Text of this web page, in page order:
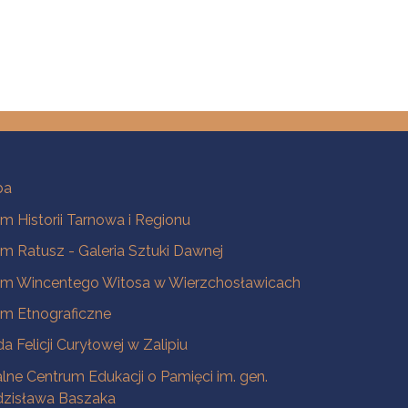
Historii Tarnowa i Regionu
Ratusz - Galeria Sztuki Dawnej
Wincentego Witosa w Wierzchosławicach
Etnograficzne
Felicji Curyłowej w Zalipiu
Centrum Edukacji o Pamięci im. gen.
Baszaka